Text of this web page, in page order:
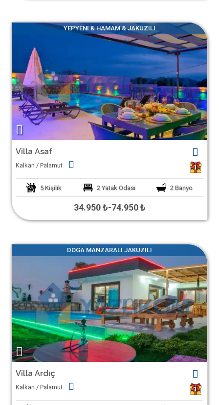
YEPYENI & HAMAM & JAKUZILI
Villa Asaf
Kalkan / Palamut 1
5 Kişilik 2 Yatak Odası 2 Banyo
34.950 ₺-74.950 ₺
DOGA MANZARALI JAKUZILI
Villa Ardıç
Kalkan / Palamut 1